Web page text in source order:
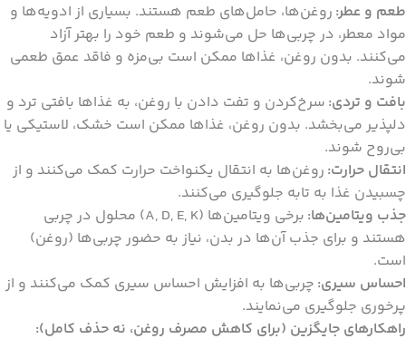
طعم و عطر: روغن‌ها، حامل‌های طعم هستند. بسیاری از ادویه‌ها و
مواد معطر، در چربی‌ها حل می‌شوند و طعم خود را بهتر آزاد
می‌کنند. بدون روغن، غذاها ممکن است بی‌مزه و فاقد عمق طعمی
شوند.
بافت و تردی: سرخ‌کردن و تفت دادن با روغن، به غذاها بافتی ترد و
دلپذیر می‌بخشد. بدون روغن، غذاها ممکن است خشک، لاستیکی یا
بی‌روح شوند.
انتقال حرارت: روغن‌ها به انتقال یکنواخت حرارت کمک می‌کنند و از
چسبیدن غذا به تابه جلوگیری می‌کنند.
جذب ویتامین‌ها:
برخی ویتامین‌ها (A, D, E, K) محلول در چربی
هستند و برای جذب آن‌ها در بدن، نیاز به حضور چربی‌ها (روغن)
است.
احساس سیری: چربی‌ها به افزایش احساس سیری کمک می‌کنند و از
پرخوری جلوگیری می‌نمایند.
راهکارهای جایگزین (برای کاهش مصرف روغن، نه حذف کامل):